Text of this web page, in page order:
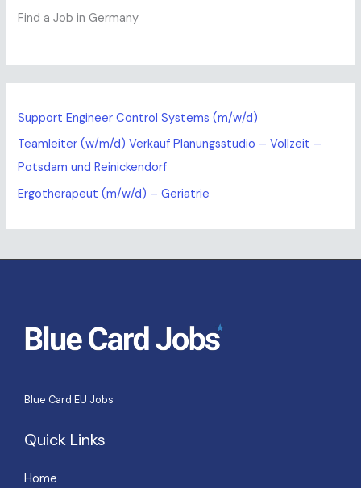
Find a Job in Germany
Support Engineer Control Systems (m/w/d)
Teamleiter (w/m/d) Verkauf Planungsstudio – Vollzeit –
Potsdam und Reinickendorf
Ergotherapeut (m/w/d) – Geriatrie
Blue Card EU Jobs
Quick Links
Home